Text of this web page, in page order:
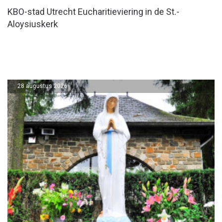
KBO-stad Utrecht Eucharitieviering in de St.-
Aloysiuskerk
28 augustus 2026